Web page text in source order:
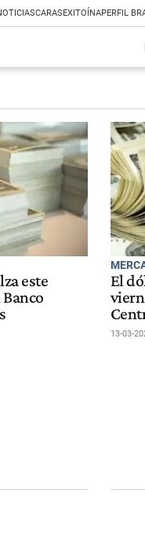
CARASEXITOÍNAPERFIL
este
El
13-03-